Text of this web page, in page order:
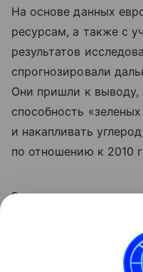
На основе данных
ресурсам, а также с
результатов
спрогнозировали
Они пришли к выводу,
способность
и накапливать
по отношению к 2010
Ранее мы